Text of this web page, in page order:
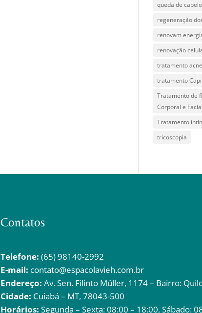
queda de cabelo
regeneração
renovam
renovação
tratamento acne
tratamento
Tratamento de
Corporal e Facial
Tratamento
tricoscopia
Contatos
Telefone: (65) 98140-2992
E-mail: contato@espacolavieh.com.br
Endereço: Av. Sen. Filinto Müller, 1174 – Bairro:
Cidade: Cuiabá – MT, 78043-500
Horários: Segunda – Sexta: 08:00 – 18:00, Sábado: